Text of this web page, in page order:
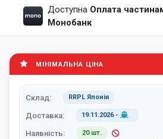
Доступна Оплата
Монобанк
МІНІМАЛЬНА ЦІНА
Склад: RRPL Японія
Доставка: 19.11.2026-
Наявність: 20 шт.